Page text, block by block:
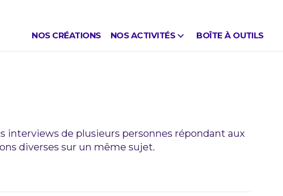
NOS CRÉATIONS NOS ACTIVITÉS BOÎTE À OUTILS
de plusieurs personnes répondant aux
diverses sur un même sujet.